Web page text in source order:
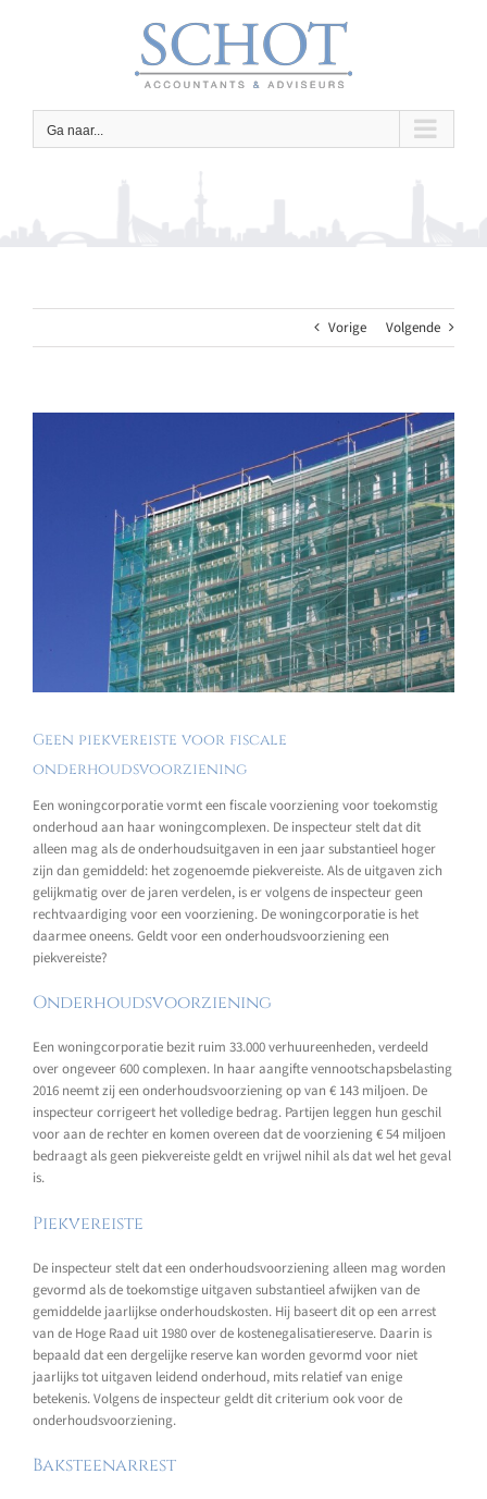
Ga naar...
Vorige Volgende
Geen piekvereiste voor fiscale
onderhoudsvoorziening
Een woningcorporatie vormt een fiscale voorziening voor toekomstig
onderhoud aan haar woningcomplexen. De inspecteur stelt dat dit
alleen mag als de onderhoudsuitgaven in een jaar substantieel hoger
zijn dan gemiddeld: het zogenoemde piekvereiste. Als de uitgaven zich
gelijkmatig over de jaren verdelen, is er volgens de inspecteur geen
rechtvaardiging voor een voorziening. De woningcorporatie is het
daarmee oneens. Geldt voor een onderhoudsvoorziening een
piekvereiste?
Onderhoudsvoorziening
Een woningcorporatie bezit ruim 33.000 verhuureenheden, verdeeld
over ongeveer 600 complexen. In haar aangifte vennootschapsbelasting
2016 neemt zij een onderhoudsvoorziening op van € 143 miljoen. De
inspecteur corrigeert het volledige bedrag. Partijen leggen hun geschil
voor aan de rechter en komen overeen dat de voorziening € 54 miljoen
bedraagt als geen piekvereiste geldt en vrijwel nihil als dat wel het geval
is.
Piekvereiste
De inspecteur stelt dat een onderhoudsvoorziening alleen mag worden
gevormd als de toekomstige uitgaven substantieel afwijken van de
gemiddelde jaarlijkse onderhoudskosten. Hij baseert dit op een arrest
van de Hoge Raad uit 1980 over de kostenegalisatiereserve. Daarin is
bepaald dat een dergelijke reserve kan worden gevormd voor niet
jaarlijks tot uitgaven leidend onderhoud, mits relatief van enige
betekenis. Volgens de inspecteur geldt dit criterium ook voor de
onderhoudsvoorziening.
Baksteenarrest